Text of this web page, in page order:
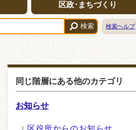
区政･まちづくり
検索 検索ヘルプ
同じ階層にある他のカテゴリ
お知らせ
区役所からのお知らせ